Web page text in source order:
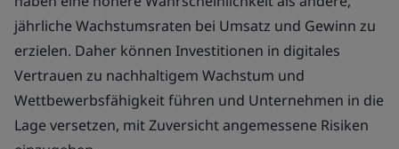
jährliche Wachstumsraten bei Umsatz und Gewinn zu
erzielen. Daher können Investitionen in digitales
Vertrauen zu nachhaltigem Wachstum und
Wettbewerbsfähigkeit führen und Unternehmen in die
Lage versetzen, mit Zuversicht angemessene Risiken